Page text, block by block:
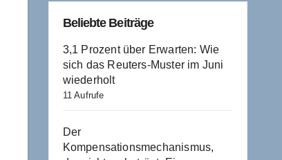
Beliebte Beiträge
3,1 Prozent über Erwarten: Wie
sich das Reuters-Muster im Juni
wiederholt
11 Aufrufe
Der
Kompensationsmechanismus,